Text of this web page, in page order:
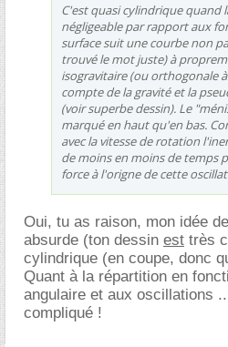
C'est quasi cylindrique quand
négligeable par rapport aux
surface suit une courbe non
trouvé le mot juste) à
isogravitaire (ou orthogonale
compte de la gravité et la
(voir superbe dessin). Le
marqué en haut qu'en bas.
avec la vitesse de rotation
de moins en moins de temps
force à l'origne de cette
Oui, tu as raison, mon idée
absurde (ton dessin est très
cylindrique (en coupe, donc
Quant à la répartition en
angulaire et aux oscillations
compliqué !